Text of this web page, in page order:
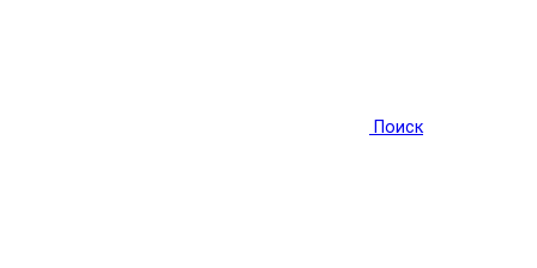
Поиск